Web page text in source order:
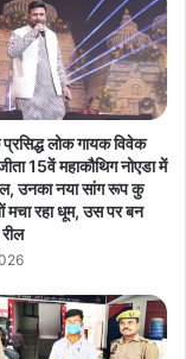
लोक गायक विवेक
15वें महाकौथिग नोएडा में
उनका नया सांग रूप कु
मचा रहा धूम, उस पर बन